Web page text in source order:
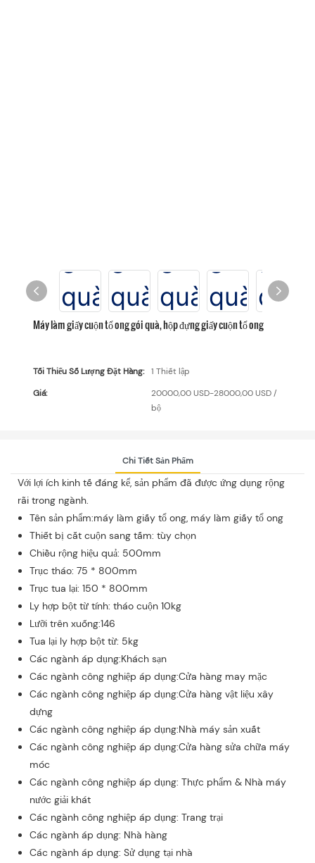
Máy làm giấy cuộn tổ ong gói quà, hộp đựng giấy cuộn tổ ong
Tối Thiểu Số Lượng Đặt Hàng:
1 Thiết lập
Giá:
20000,00 USD-28000,00 USD /
bộ
Chi Tiết Sản Phẩm
Với lợi ích kinh tế đáng kể, sản phẩm đã được ứng dụng rộng
rãi trong ngành.
Tên sản phẩm:máy làm giấy tổ ong, máy làm giấy tổ ong
Thiết bị cắt cuộn sang tấm: tùy chọn
Chiều rộng hiệu quả: 500mm
Trục tháo: 75 * 800mm
Trục tua lại: 150 * 800mm
Ly hợp bột từ tính: tháo cuộn 10kg
Lưỡi trên xuống:146
Tua lại ly hợp bột từ: 5kg
Các ngành áp dụng:Khách sạn
Các ngành công nghiệp áp dụng:Cửa hàng may mặc
Các ngành công nghiệp áp dụng:Cửa hàng vật liệu xây
dựng
Các ngành công nghiệp áp dụng:Nhà máy sản xuất
Các ngành công nghiệp áp dụng:Cửa hàng sửa chữa máy
móc
Các ngành công nghiệp áp dụng: Thực phẩm & Nhà máy
nước giải khát
Các ngành công nghiệp áp dụng: Trang trại
Các ngành áp dụng: Nhà hàng
Các ngành áp dụng: Sử dụng tại nhà